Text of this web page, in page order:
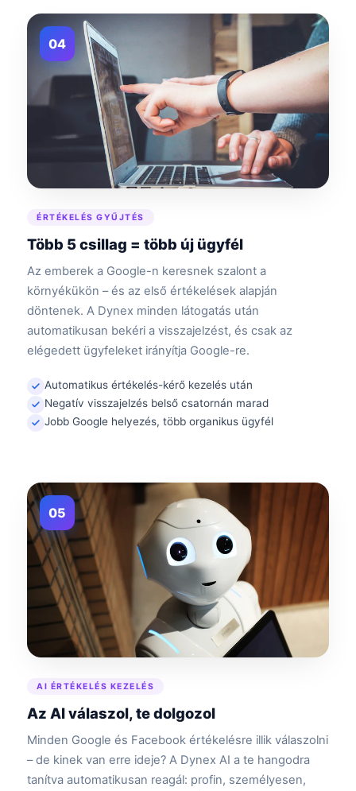
04
ÉRTÉKELÉS GYŰJTÉS
Több 5 csillag = több új ügyfél
Az emberek a Google-n keresnek szalont a
környékükön – és az első értékelések alapján
döntenek. A Dynex minden látogatás után
automatikusan bekéri a visszajelzést, és csak az
elégedett ügyfeleket irányítja Google-re.
Automatikus értékelés-kérő kezelés után
Negatív visszajelzés belső csatornán marad
Jobb Google helyezés, több organikus ügyfél
05
AI ÉRTÉKELÉS KEZELÉS
Az AI válaszol, te dolgozol
Minden Google és Facebook értékelésre illik válaszolni
– de kinek van erre ideje? A Dynex AI a te hangodra
tanítva automatikusan reagál: profin, személyesen,